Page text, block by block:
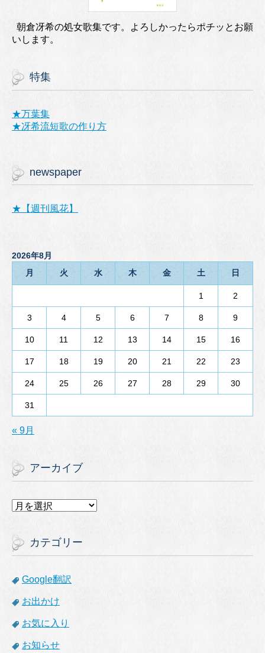
朝倉冴希の処女歌集です。よろしかったらポチッとお願
いします。
特集
★万葉集
★冴希流短歌の作り方
newspaper
★【週刊風花】
2026年8月
月
火 水 木 金 土 日
1 2
3 4 5 6 7 8 9
10 11 12 13 14 15 16
17 18 19 20 21 22 23
24 25 26 27 28 29 30
31
« 9月
アーカイブ
ア
イ
ブ
カテゴリー
Google翻訳
お出かけ
お気に入り
お知らせ